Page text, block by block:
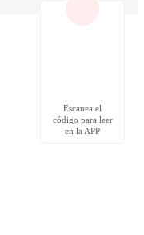
Escanea el
código para leer
en la APP